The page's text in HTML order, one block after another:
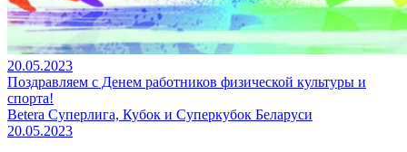
20.05.2023
Поздравляем с Денем работников физической культуры и
спорта!
Betera Суперлига, Кубок и Суперкубок Беларуси
20.05.2023